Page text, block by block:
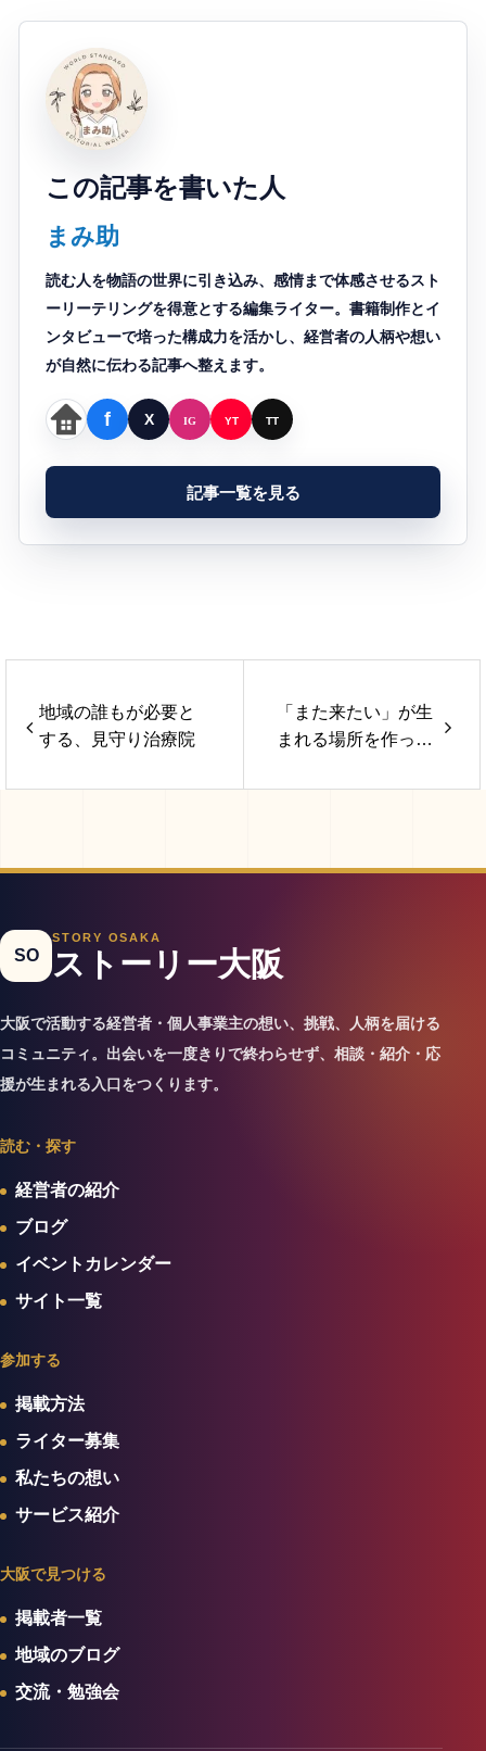
この記事を書いた人
まみ助
読む人を物語の世界に引き込み、感情まで体感させるスト
ーリーテリングを得意とする編集ライター。書籍制作とイ
ンタビューで培った構成力を活かし、経営者の人柄や想い
が自然に伝わる記事へ整えます。
記事一覧を見る
地域の誰もが必要と
する、見守り治療院
「また来たい」が生
まれる場所を作って
SO
STORY OSAKA
ストーリー大阪
大阪で活動する経営者・個人事業主の想い、挑戦、人柄を届ける
コミュニティ。出会いを一度きりで終わらせず、相談・紹介・応
援が生まれる入口をつくります。
読む・探す
経営者の紹介
ブログ
イベントカレンダー
サイト一覧
参加する
掲載方法
ライター募集
私たちの想い
サービス紹介
大阪で見つける
掲載者一覧
地域のブログ
交流・勉強会